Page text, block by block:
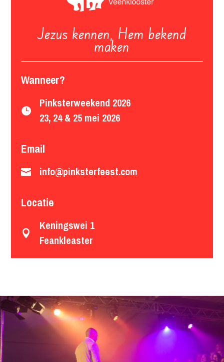
Jezus kennen, Hem bekend
maken
Wanneer?

Pinksterweekend 2026
23, 24 & 25 mei 2026
Email
 info@pinksterfeest.com
Locatie

Keningswei 1
Feankleaster